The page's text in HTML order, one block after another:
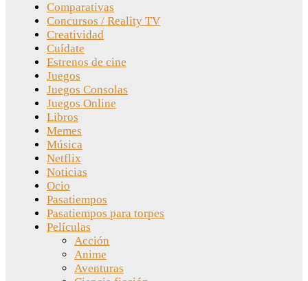
Comparativas
Concursos / Reality TV
Creatividad
Cuídate
Estrenos de cine
Juegos
Juegos Consolas
Juegos Online
Libros
Memes
Música
Netflix
Noticias
Ocio
Pasatiempos
Pasatiempos para torpes
Películas
Acción
Anime
Aventuras